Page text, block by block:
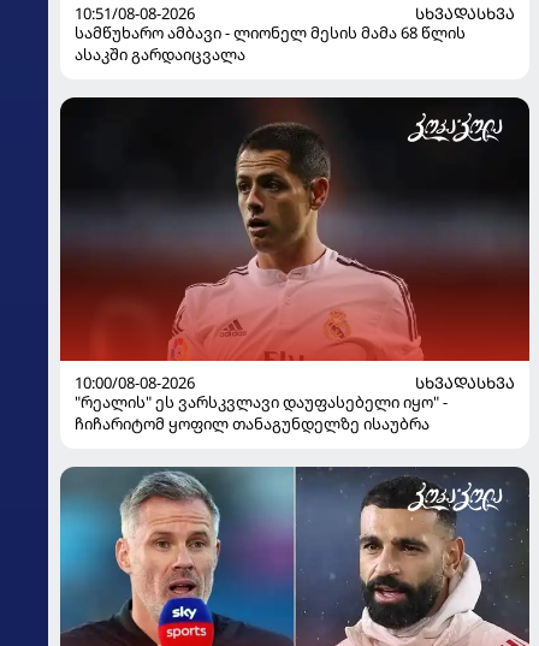
10:51/08-08-2026
ᲡᲮᲕᲐᲓᲐᲡᲮᲕᲐ
სამწუხარო ამბავი - ლიონელ მესის მამა 68 წლის
ასაკში გარდაიცვალა
10:00/08-08-2026
ᲡᲮᲕᲐᲓᲐᲡᲮᲕᲐ
"რეალის" ეს ვარსკვლავი დაუფასებელი იყო" -
ჩიჩარიტომ ყოფილ თანაგუნდელზე ისაუბრა